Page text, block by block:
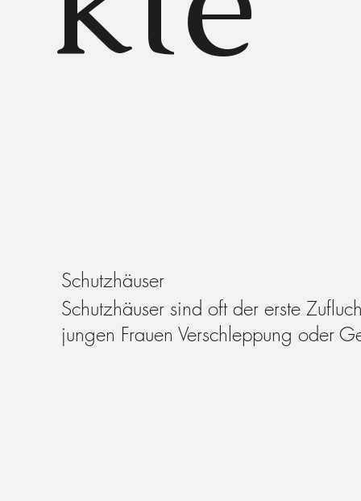
Schutzhäuser
Schutzhäuser sind oft der erste
jungen Frauen Verschleppung oder